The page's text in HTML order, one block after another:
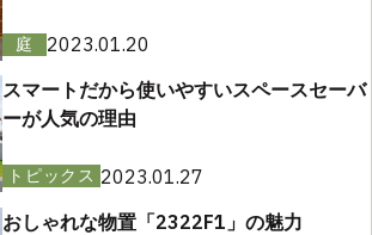
庭
2023.01.20
スマートだから使いやすいスペースセーバ
ーが人気の理由
トピックス 2023.01.27
おしゃれな物置「2322F1」の魅力